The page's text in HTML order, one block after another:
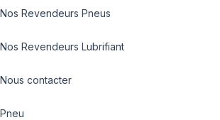
Nos Revendeurs Pneus
Nos Revendeurs Lubrifiant
Nous contacter
Pneu